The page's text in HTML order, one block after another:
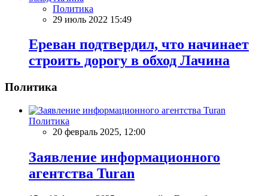
Политика
29 июль 2022 15:49
Ереван подтвердил, что начинает
строить дорогу в обход Лачина
Политика
Политика
20 февраль 2025, 12:00
Заявление информационного
агентства Turan